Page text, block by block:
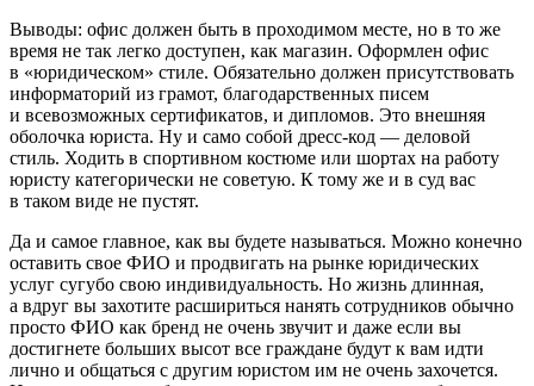
Выводы: офис должен быть в проходимом месте, но в то же
время не так легко доступен, как магазин. Оформлен офис
в «юридическом» стиле. Обязательно должен присутствовать
информаторий из грамот, благодарственных писем
и всевозможных сертификатов, и дипломов. Это внешняя
оболочка юриста. Ну и само собой дресс-код — деловой
стиль. Ходить в спортивном костюме или шортах на работу
юристу категорически не советую. К тому же и в суд вас
в таком виде не пустят.
Да и самое главное, как вы будете называться. Можно конечно
оставить свое ФИО и продвигать на рынке юридических
услуг сугубо свою индивидуальность. Но жизнь длинная,
а вдруг вы захотите расшириться нанять сотрудников обычно
просто ФИО как бренд не очень звучит и даже если вы
достигнете больших высот все граждане будут к вам идти
лично и общаться с другим юристом им не очень захочется.